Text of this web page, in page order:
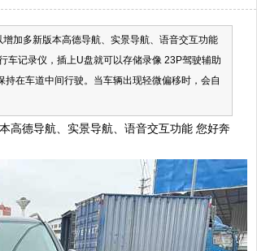
加多新版本高德导航、实景导航、语音交互功能
车记录仪，插上U盘就可以存储录像 23P驾驶辅助
在车道中间行驶。当车辆出现轻微偏移时，会自
高德导航、实景导航、语音交互功能 您好奔